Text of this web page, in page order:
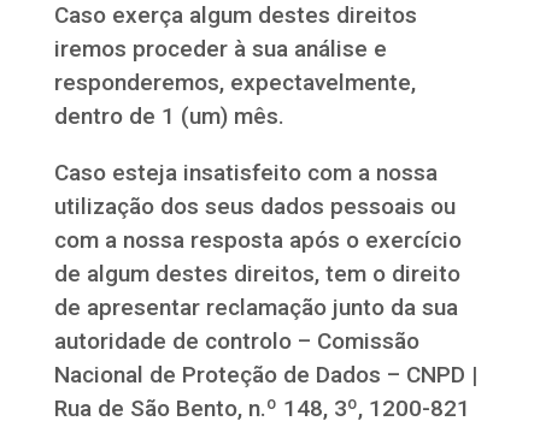
Caso exerça algum destes direitos
iremos proceder à sua análise e
responderemos, expectavelmente,
dentro de 1 (um) mês.
Caso esteja insatisfeito com a nossa
utilização dos seus dados pessoais ou
com a nossa resposta após o exercício
de algum destes direitos, tem o direito
de apresentar reclamação junto da sua
autoridade de controlo – Comissão
Nacional de Proteção de Dados – CNPD |
Rua de São Bento, n.º 148, 3º, 1200-821